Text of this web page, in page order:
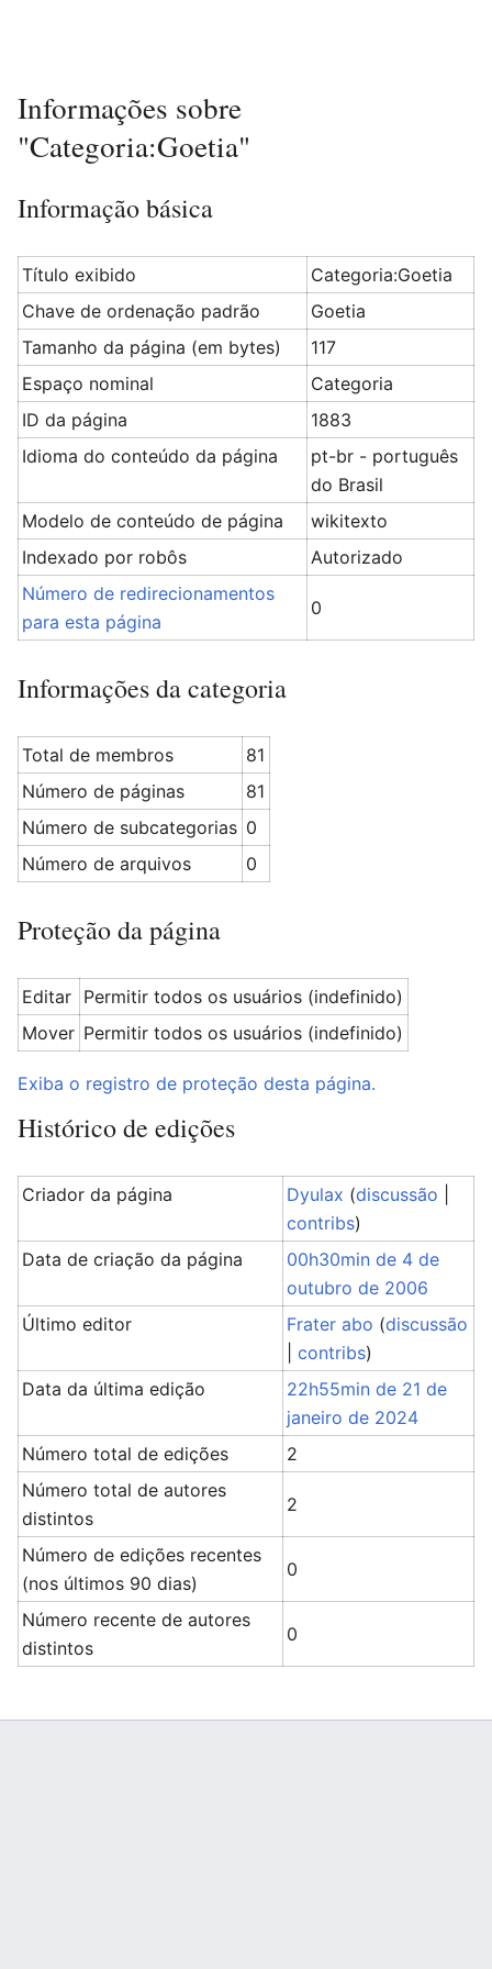
Informações sobre
"Categoria:Goetia"
Informação básica
Título exibido
Categoria:Goetia
Chave de ordenação padrão
Goetia
Tamanho da página (em bytes)
117
Espaço nominal
Categoria
ID da página
1883
Idioma do conteúdo da página
pt-br - português
do Brasil
Modelo de conteúdo de página
wikitexto
Indexado por robôs
Autorizado
Número de redirecionamentos
para esta página
0
Informações da categoria
Total de membros
81
Número de páginas
81
Número de subcategorias 0
Número de arquivos
0
Proteção da página
Editar Permitir todos os usuários (indefinido)
Mover Permitir todos os usuários (indefinido)
Exiba o registro de proteção desta página.
Histórico de edições
Criador da página Dyulax (discussão
contribs)
Data de criação da página
00h30min de 4 de
outubro de 2006
Último editor
Frater abo (discussão
|contribs)
Data da última edição
22h55min de 21 de
janeiro de 2024
Número total de edições
2
Número total de autores
distintos
2
Número de edições recentes
(nos últimos 90 dias)
0
Número recente de autores
distintos
0